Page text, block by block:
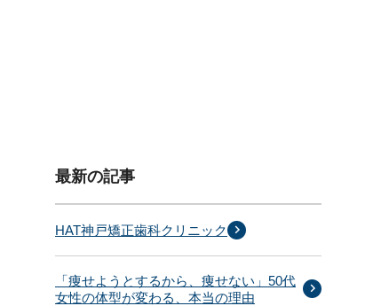
最新の記事
HAT神戸矯正歯科クリニック
「痩せようとするから、痩せない」50代
女性の体型が変わる、本当の理由